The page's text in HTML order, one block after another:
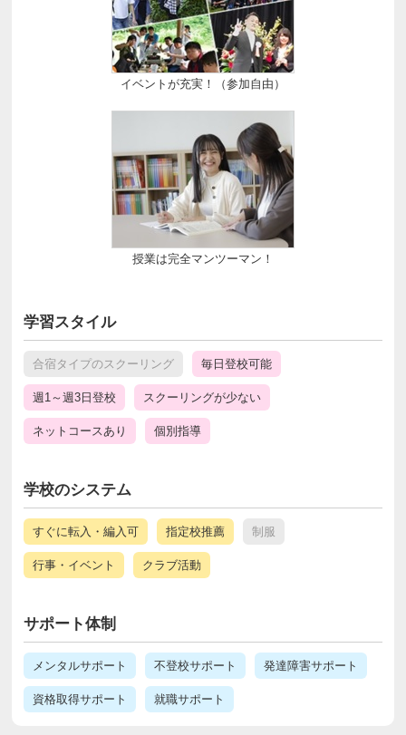
イベントが充実！（参加自由）
授業は完全マンツーマン！
学習スタイル
合宿タイプのスクーリング 毎日登校可能
週1～週3日登校 スクーリングが少ない
ネットコースあり 個別指導
学校のシステム
すぐに転入・編入可 指定校推薦 制服
行事・イベント クラブ活動
サポート体制
メンタルサポート 不登校サポート 発達障害サポート
資格取得サポート 就職サポート